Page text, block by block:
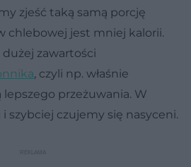
zjeść taką samą porcję
chlebowej jest mniej kalorii.
zawartości
, czyli np. właśnie
przeżuwania. W
szybciej czujemy się nasyceni.